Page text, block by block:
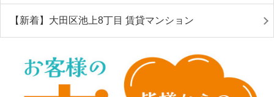
【新着】大田区池上8丁目 賃貸マンション